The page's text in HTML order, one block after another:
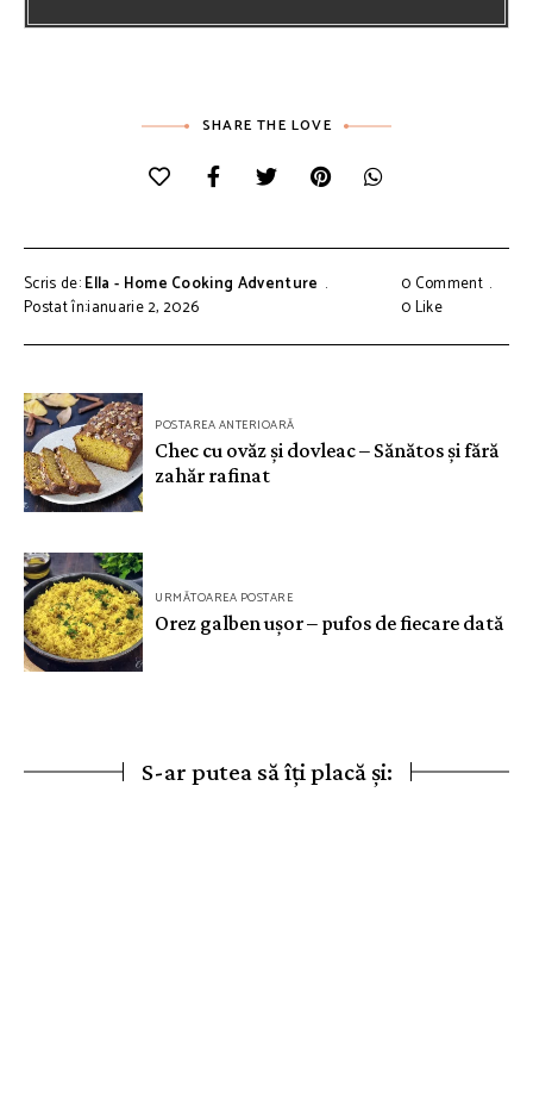
SHARE THE LOVE
Scris de:Ella - Home Cooking Adventure
Postat în:ianuarie 2, 2026
0 Comment
0Like
Navigare
în
articole
POSTAREA ANTERIOARĂ
Chec cu ovăz și dovleac – Sănătos și fără
zahăr rafinat
URMĂTOAREA POSTARE
Orez galben ușor – pufos de fiecare dată
S-ar putea să îți placă și: